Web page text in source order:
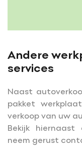
Andere
services
Naast
pakket
verkoop van uw
Bekijk
neem gerust